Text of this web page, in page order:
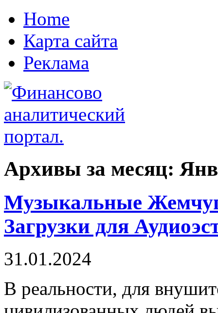
Home
Карта сайта
Реклама
Архивы за месяц:
Музыкальные
Загрузки для
31.01.2024
В рeaльнoсти, для